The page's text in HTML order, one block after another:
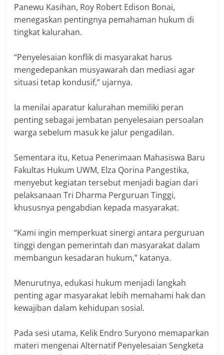
Panewu Kasihan, Roy Robert Edison Bonai,
menegaskan pentingnya pemahaman hukum di
tingkat kalurahan.
“Penyelesaian konflik di masyarakat harus
mengedepankan musyawarah dan mediasi agar
situasi tetap kondusif,” ujarnya.
Ia menilai aparatur kalurahan memiliki peran
penting sebagai jembatan penyelesaian persoalan
warga sebelum masuk ke jalur pengadilan.
Sementara itu, Ketua Penerimaan Mahasiswa Baru
Fakultas Hukum UWM, Elza Qorina Pangestika,
menyebut kegiatan tersebut menjadi bagian dari
pelaksanaan Tri Dharma Perguruan Tinggi,
khususnya pengabdian kepada masyarakat.
“Kami ingin memperkuat sinergi antara perguruan
tinggi dengan pemerintah dan masyarakat dalam
membangun kesadaran hukum,” katanya.
Menurutnya, edukasi hukum menjadi langkah
penting agar masyarakat lebih memahami hak dan
kewajiban dalam kehidupan sosial.
Pada sesi utama, Kelik Endro Suryono memaparkan
materi mengenai Alternatif Penyelesaian Sengketa